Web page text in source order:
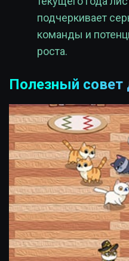
подчеркивает
команды и
роста.
Полезный совет